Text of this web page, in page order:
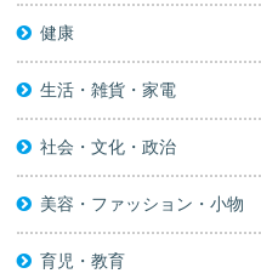
健康
生活・雑貨・家電
社会・文化・政治
美容・ファッション・小物
育児・教育